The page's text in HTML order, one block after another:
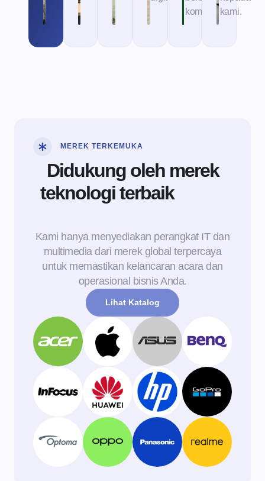
komputer.kami.
MEREK TERKEMUKA
Didukung oleh merek
teknologi terbaikuntuk
Kami hanya menyediakan perangkat IT dan
multimedia dari merek global terpercaya
untuk memastikan kelancaran acara dan
operasional bisnis Anda.
Lihat Katalog